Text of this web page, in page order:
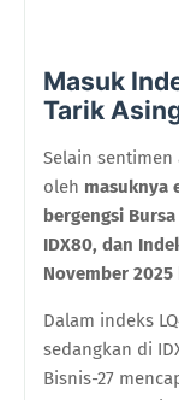
Masuk
Tarik
Selain
oleh masuknya
bergengsi
IDX80, dan
November
Dalam indeks
sedangkan di
Bisnis-27